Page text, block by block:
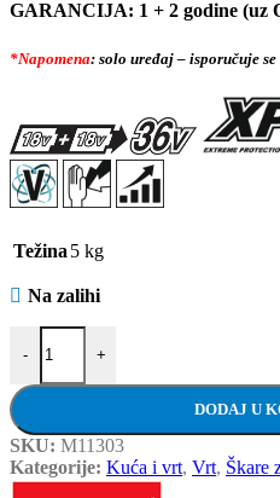
GARANCIJA: 1 + 2 godine (uz
*Napomena: solo uređaj – isporučuje
Težina 5 kg
Na zalihi
-
MAKITA aku škare za živicu
+
DODAJ U
SKU: M11303
Kategorije: Kuća i vrt, Vrt, Škare